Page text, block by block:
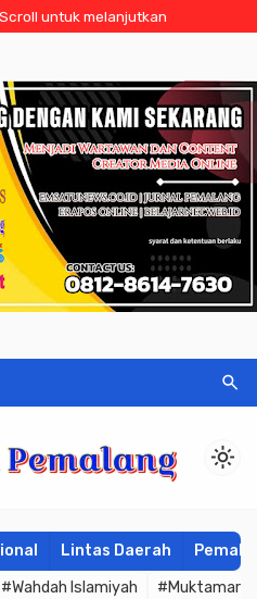
Scroll untuk melanjutkan
search
light_mode
Lintas Daerah
#Wahdah Islamiyah #Muktamar